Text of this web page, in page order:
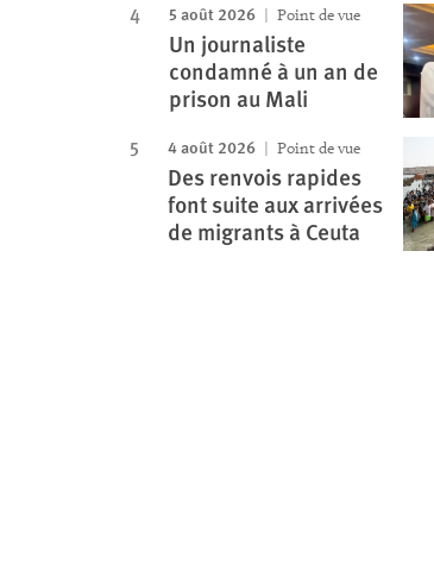
5 août 2026 Point de vue
Un journaliste
condamné à un an de
prison au Mali
4 août 2026 Point de vue
Des renvois rapides
font suite aux arrivées
de migrants à Ceuta